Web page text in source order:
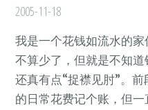
2005-11-18
我是一个花钱如流水的
不算少了，但就是不知
还真有点“捉襟见肘”。
的日常花费记个账，但